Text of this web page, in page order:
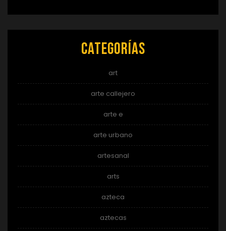
Categorías
art
arte callejero
arte e
arte urbano
artesanal
arts
azteca
aztecas